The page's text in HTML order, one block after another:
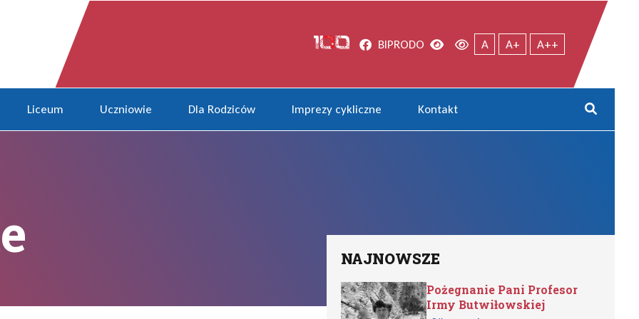
Facebook
BIPRODO Wersja kontrastowa
Wersja domyślna
A A+ A++
Liceum Uczniowie Dla Rodziców Imprezy cykliczne Kontakt
NAJNOWSZE
Pożegnanie Pani Profesor
Irmy Butwiłowskiej